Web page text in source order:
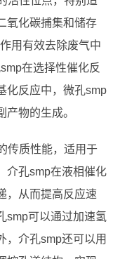
氧化碳捕集和储存
用有效去除废气中
在选择性催化反
化反应中，微孔smp
物的生成。
传质性能，适用于
介孔smp在液相催化
，从而提高反应速
smp可以通过加速氢
，介孔smp还可以用